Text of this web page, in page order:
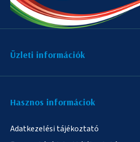
Üzleti információk
Hasznos informáciok
Adatkezelési tájékoztató